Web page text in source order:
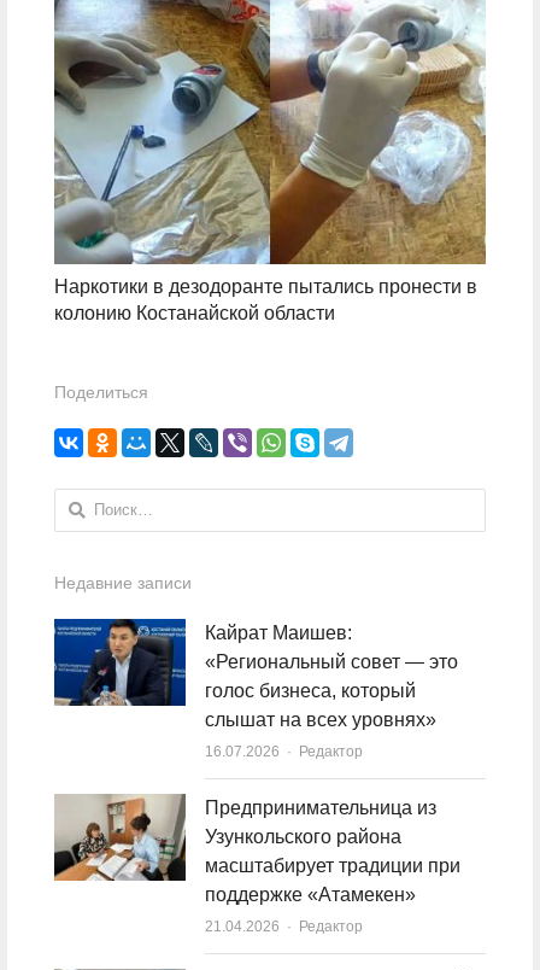
Наркотики в дезодоранте пытались пронести в
колонию Костанайской области
Поделиться
Найти:
Недавние записи
Кайрат Маишев:
«Региональный совет — это
голос бизнеса, который
слышат на всех уровнях»
16.07.2026 Author
Редактор
Предпринимательница из
Узункольского района
масштабирует традиции при
поддержке «Атамекен»
21.04.2026 Author
Редактор